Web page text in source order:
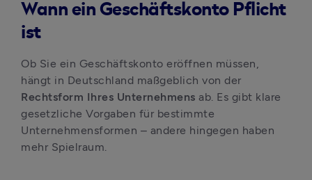
Wann ein Geschäftskonto Pflicht
ist
Ob Sie ein Geschäftskonto eröffnen müssen,
Rechtsform Ihres Unternehmens ab. Es gibt klare
gesetzliche Vorgaben für bestimmte
Unternehmensformen – andere hingegen haben
mehr Spielraum.